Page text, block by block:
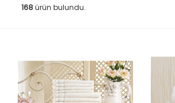
168ürün bulundu.